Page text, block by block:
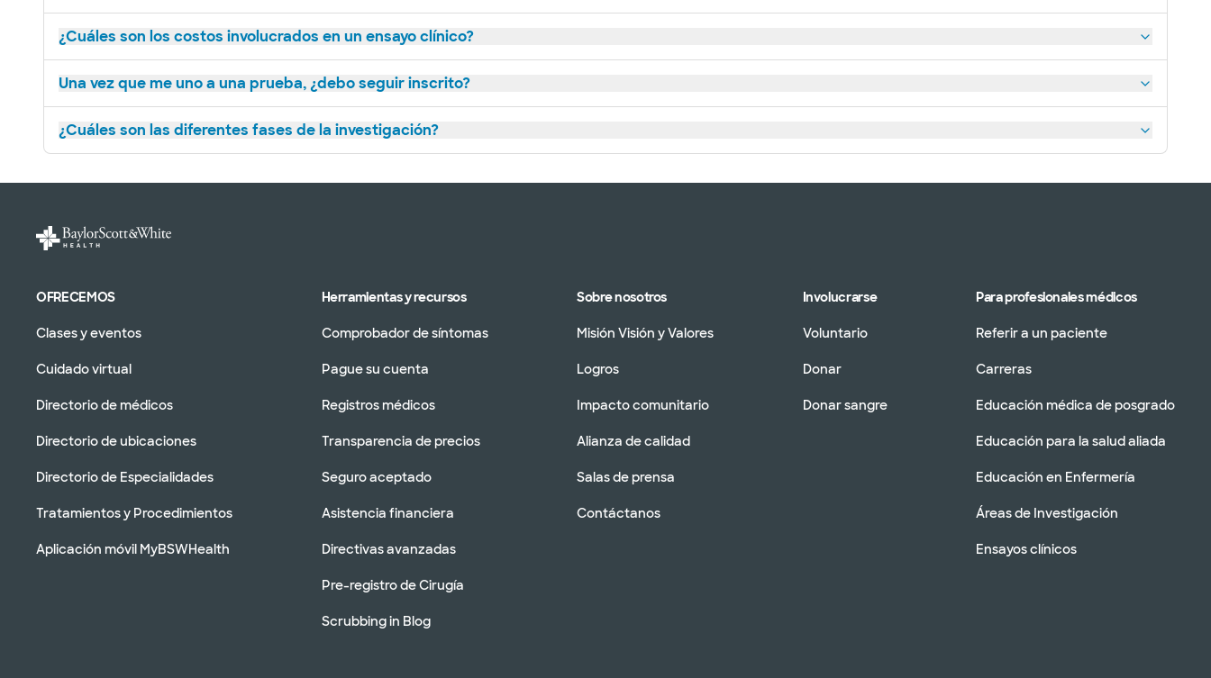
¿Cuáles son los costos involucrados en un ensayo clínico?
Una vez que me uno a una prueba, ¿debo seguir inscrito?
¿Cuáles son las diferentes fases de la investigación?
OFRECEMOS
Clases y eventos
Cuidado virtual
Directorio de médicos
Directorio de ubicaciones
Directorio de Especialidades
Tratamientos y Procedimientos
Aplicación móvil MyBSWHealth
Herramientas y recursos
Comprobador de síntomas
Pague su cuenta
Registros médicos
Transparencia de precios
Seguro aceptado
Asistencia financiera
Directivas avanzadas
Pre-registro de Cirugía
Scrubbing in Blog
Sobre nosotros
Misión Visión y Valores
Logros
Impacto comunitario
Alianza de calidad
Salas de prensa
Contáctanos
Involucrarse
Voluntario
Donar
Donar sangre
Para profesionales médicos
Referir a un paciente
Carreras
Educación médica de posgrado
Educación para la salud aliada
Educación en Enfermería
Áreas de Investigación
Ensayos clínicos